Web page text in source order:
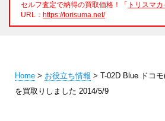
セルフ査定で納得の買取価格！「 トリスマカ
URL： https://torisuma.net/
Home > お役立ち情報 > T-02D Blue ドコ
を買取りしました 2014/5/9